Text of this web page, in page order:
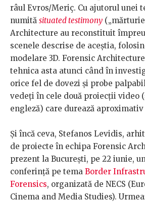
râul Evros/Meriç. Cu ajutorul unei
numită situated testimony
Architecture au reconstituit
scenele descrise de aceștia,
modelare 3D. Forensic
tehnica asta atunci când în
orice fel de dovezi și probe
vedeți în cele două proiecții video
engleză) care durează aproximativ
Și încă ceva, Stefanos Levidis,
de proiecte în echipa Forensic
prezent la București, pe 22 iunie,
conferință pe tema Border
Forensics, organizată de NECS
Cinema and Media Studies).